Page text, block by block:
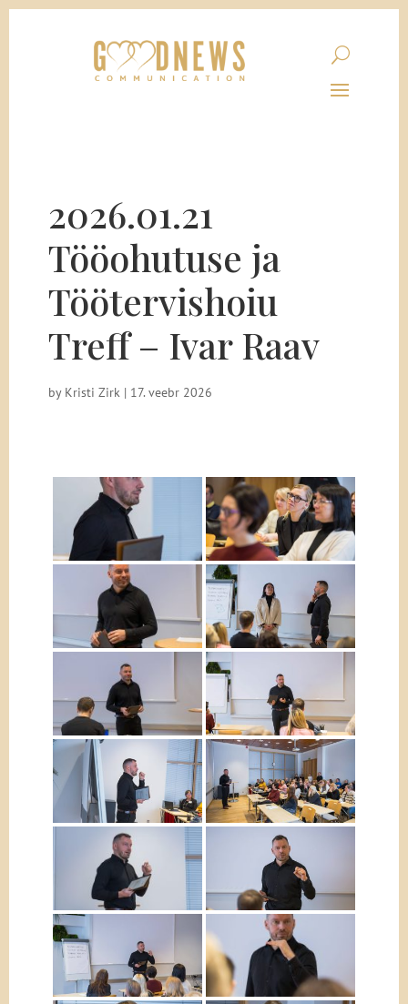
2026.01.21
Tööohutuse ja
Töötervishoiu
Treff – Ivar Raav
by Kristi Zirk| 17. veebr 2026